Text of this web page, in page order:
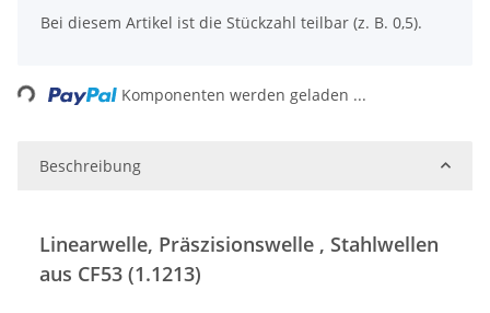
x
Bei diesem Artikel ist die Stückzahl teilbar (z. B. 0,5).
Loading... Komponenten werden geladen ...
Beschreibung
Linearwelle, Präszisionswelle , Stahlwellen
aus CF53 (1.1213)